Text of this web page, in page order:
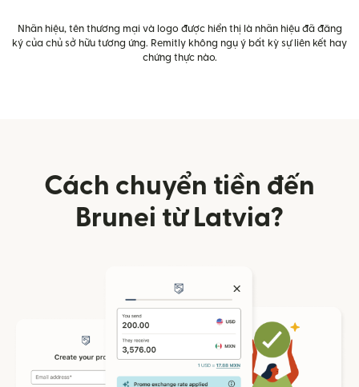
Nhãn hiệu, tên thương mại và logo được hiển thị là nhãn hiệu đã đăng
ký của chủ sở hữu tương ứng. Remitly không ngụ ý bất kỳ sự liên kết hay
chứng thực nào.
Cách chuyển tiền đến
Brunei từ Latvia?